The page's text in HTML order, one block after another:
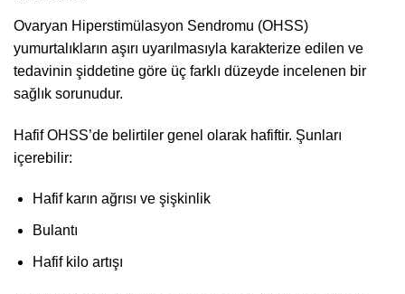
Ovaryan Hiperstimülasyon Sendromu (OHSS)
yumurtalıkların aşırı uyarılmasıyla karakterize edilen ve
tedavinin şiddetine göre üç farklı düzeyde incelenen bir
sağlık sorunudur.
Hafif OHSS’de belirtiler genel olarak hafiftir. Şunları
içerebilir:
Hafif karın ağrısı ve şişkinlik
Bulantı
Hafif kilo artışı